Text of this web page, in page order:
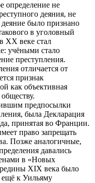
определение не
деяния, не
деяние было признано
в уголовный
XX веке стал
учёными стало
преступления.
отличается от
признак
как объективная
предпосылки
была Декларация
принятая во Франции.
право запрещать
Позже аналогичные,
давались
в «Новых
XIX века было
ещё к Уильяму